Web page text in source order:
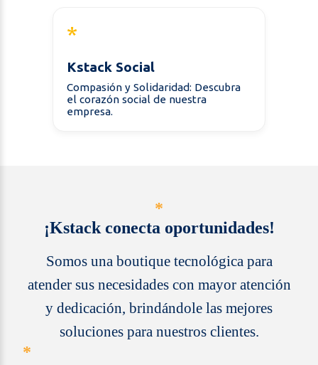
*
Kstack Social
Compasión y Solidaridad: Descubra
el corazón social de nuestra
empresa.
*
¡Kstack conecta oportunidades!
Somos una boutique tecnológica para
atender sus necesidades con mayor atención
y dedicación, brindándole las mejores
soluciones para nuestros clientes.
*